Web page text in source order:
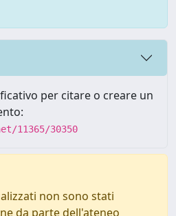
per citare o creare un
11365/30350
non sono stati
da parte dell'ateneo